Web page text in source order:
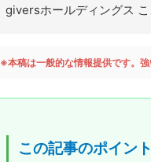
giversホールディングス
※本稿は一般的な情報提供です。
この記事のポイント